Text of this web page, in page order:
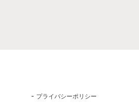
プライバシーポリシー